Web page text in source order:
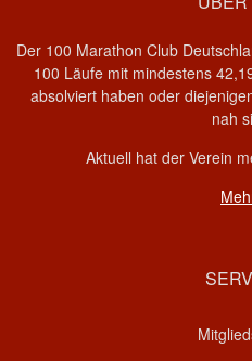
Der 100 Marathon Club
100 Läufe mit mindestens
absolviert haben oder
nah
Aktuell hat der Verein